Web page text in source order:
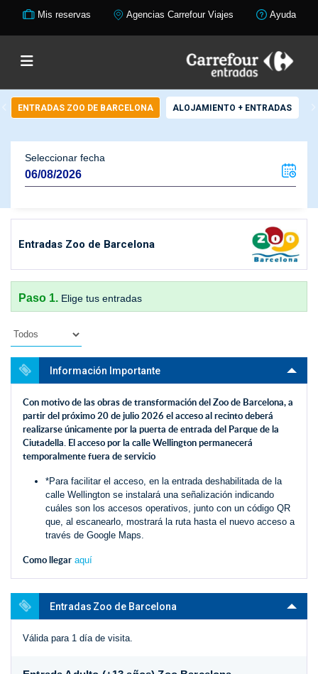
Mis reservas Agencias Carrefour Viajes Ayuda
ENTRADAS ZOO DE BARCELONA ALOJAMIENTO + ENTRADAS
Seleccionar fecha
Entradas Zoo de Barcelona
Paso 1. Elige tus entradas
Información Importante
Con motivo de las obras de transformación del Zoo de Barcelona, a
partir del próximo 20 de julio 2026 el acceso al recinto deberá
realizarse únicamente por la puerta de entrada del Parque de la
Ciutadella. El acceso por la calle Wellington permanecerá
temporalmente fuera de servicio
*Para facilitar el acceso, en la entrada deshabilitada de la
calle Wellington se instalará una señalización indicando
cuáles son los accesos operativos, junto con un código QR
que, al escanearlo, mostrará la ruta hasta el nuevo acceso a
través de Google Maps.
Como llegar aquí
Entradas Zoo de Barcelona
Válida para 1 día de visita.